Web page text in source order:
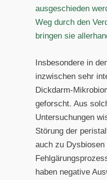
ausgeschieden
Weg durch den
bringen sie
Insbesondere in
inzwischen sehr
Dickdarm-
geforscht. Aus
Untersuchungen
Störung der
auch zu
haben negative